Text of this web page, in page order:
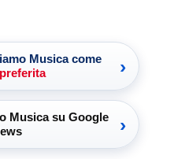
Musica come
›
Musica su Google
›